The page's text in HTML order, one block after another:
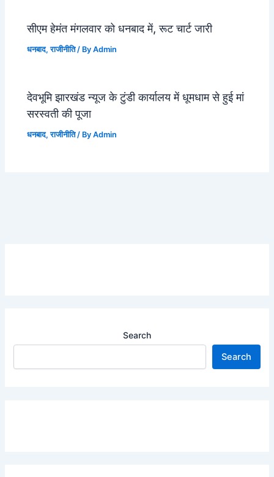
सीएम हेमंत मंगलवार को धनबाद में, रूट चार्ट जारी
धनबाद,राजीनीति/ ByAdmin
देवभूमि झारखंड न्यूज के टुंडी कार्यालय में धूमधाम से हुई मां
सरस्वती की पूजा
धनबाद,राजीनीति/ ByAdmin
Search
Search